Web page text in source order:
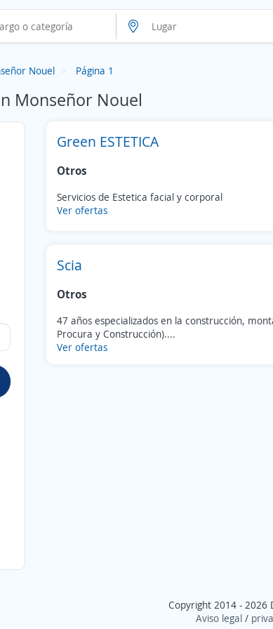
Nouel Página 1
Monseñor Nouel
Green ESTETICA
Otros
Servicios de Estetica facial y corporal
Ver ofertas
Scia
Otros
47 años especializados en la construcción,
Procura y Construcción)....
Ver ofertas
Copyright 2014 - 2026
Aviso legal/